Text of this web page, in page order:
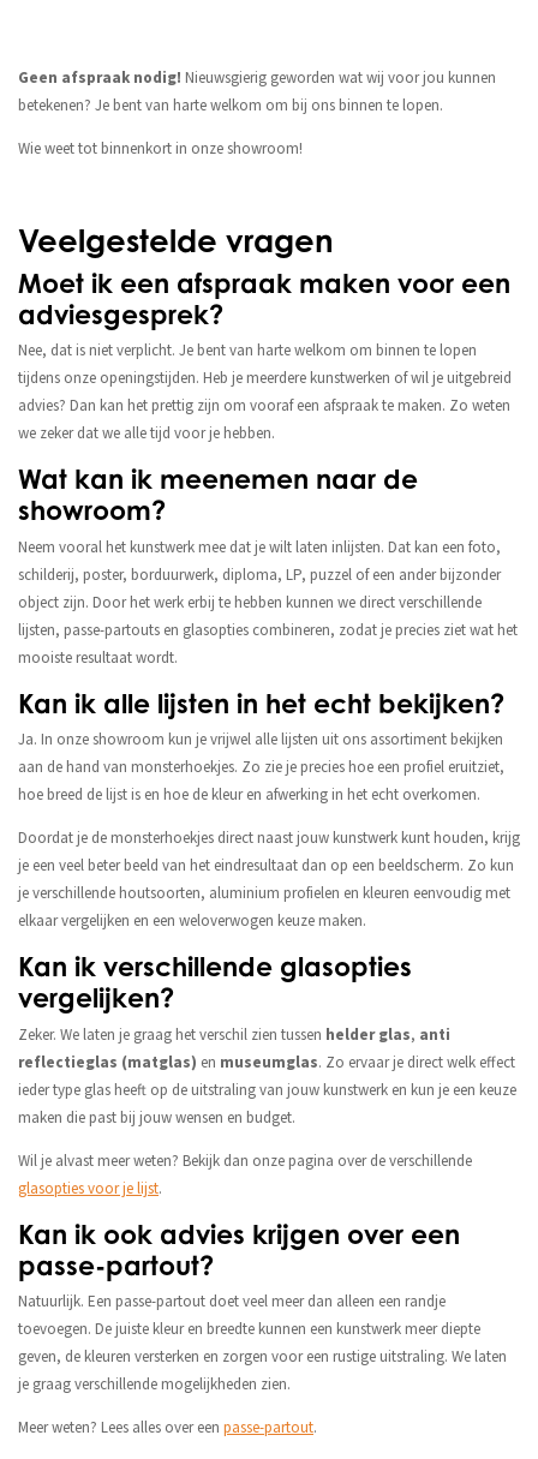
Geen afspraak nodig! Nieuwsgierig geworden wat wij voor jou kunnen
betekenen? Je bent van harte welkom om bij ons binnen te lopen.
Wie weet tot binnenkort in onze showroom!
Veelgestelde vragen
Moet ik een afspraak maken voor een
adviesgesprek?
Nee, dat is niet verplicht. Je bent van harte welkom om binnen te lopen
tijdens onze openingstijden. Heb je meerdere kunstwerken of wil je uitgebreid
advies? Dan kan het prettig zijn om vooraf een afspraak te maken. Zo weten
we zeker dat we alle tijd voor je hebben.
Wat kan ik meenemen naar de
showroom?
Neem vooral het kunstwerk mee dat je wilt laten inlijsten. Dat kan een foto,
schilderij, poster, borduurwerk, diploma, LP, puzzel of een ander bijzonder
object zijn. Door het werk erbij te hebben kunnen we direct verschillende
lijsten, passe-partouts en glasopties combineren, zodat je precies ziet wat het
mooiste resultaat wordt.
Kan ik alle lijsten in het echt bekijken?
Ja. In onze showroom kun je vrijwel alle lijsten uit ons assortiment bekijken
aan de hand van monsterhoekjes. Zo zie je precies hoe een profiel eruitziet,
hoe breed de lijst is en hoe de kleur en afwerking in het echt overkomen.
Doordat je de monsterhoekjes direct naast jouw kunstwerk kunt houden, krijg
je een veel beter beeld van het eindresultaat dan op een beeldscherm. Zo kun
je verschillende houtsoorten, aluminium profielen en kleuren eenvoudig met
elkaar vergelijken en een weloverwogen keuze maken.
Kan ik verschillende glasopties
vergelijken?
Zeker. We laten je graag het verschil zien tussen helder glas, anti
reflectieglas (matglas) en museumglas. Zo ervaar je direct welk effect
ieder type glas heeft op de uitstraling van jouw kunstwerk en kun je een keuze
maken die past bij jouw wensen en budget.
Wil je alvast meer weten? Bekijk dan onze pagina over de verschillende
glasopties voor je lijst.
Kan ik ook advies krijgen over een
passe-partout?
Natuurlijk. Een passe-partout doet veel meer dan alleen een randje
toevoegen. De juiste kleur en breedte kunnen een kunstwerk meer diepte
geven, de kleuren versterken en zorgen voor een rustige uitstraling. We laten
je graag verschillende mogelijkheden zien.
Meer weten? Lees alles over een passe-partout.